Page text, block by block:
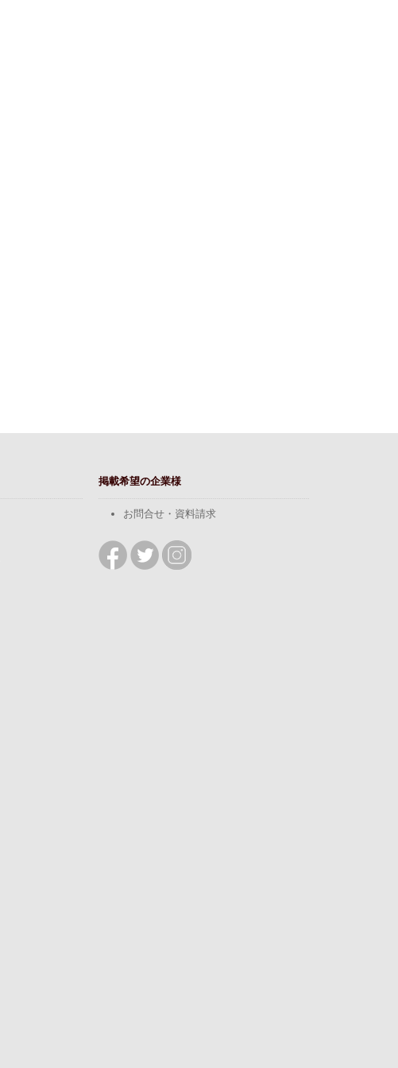
掲載希望の企業様
お問合せ・資料請求